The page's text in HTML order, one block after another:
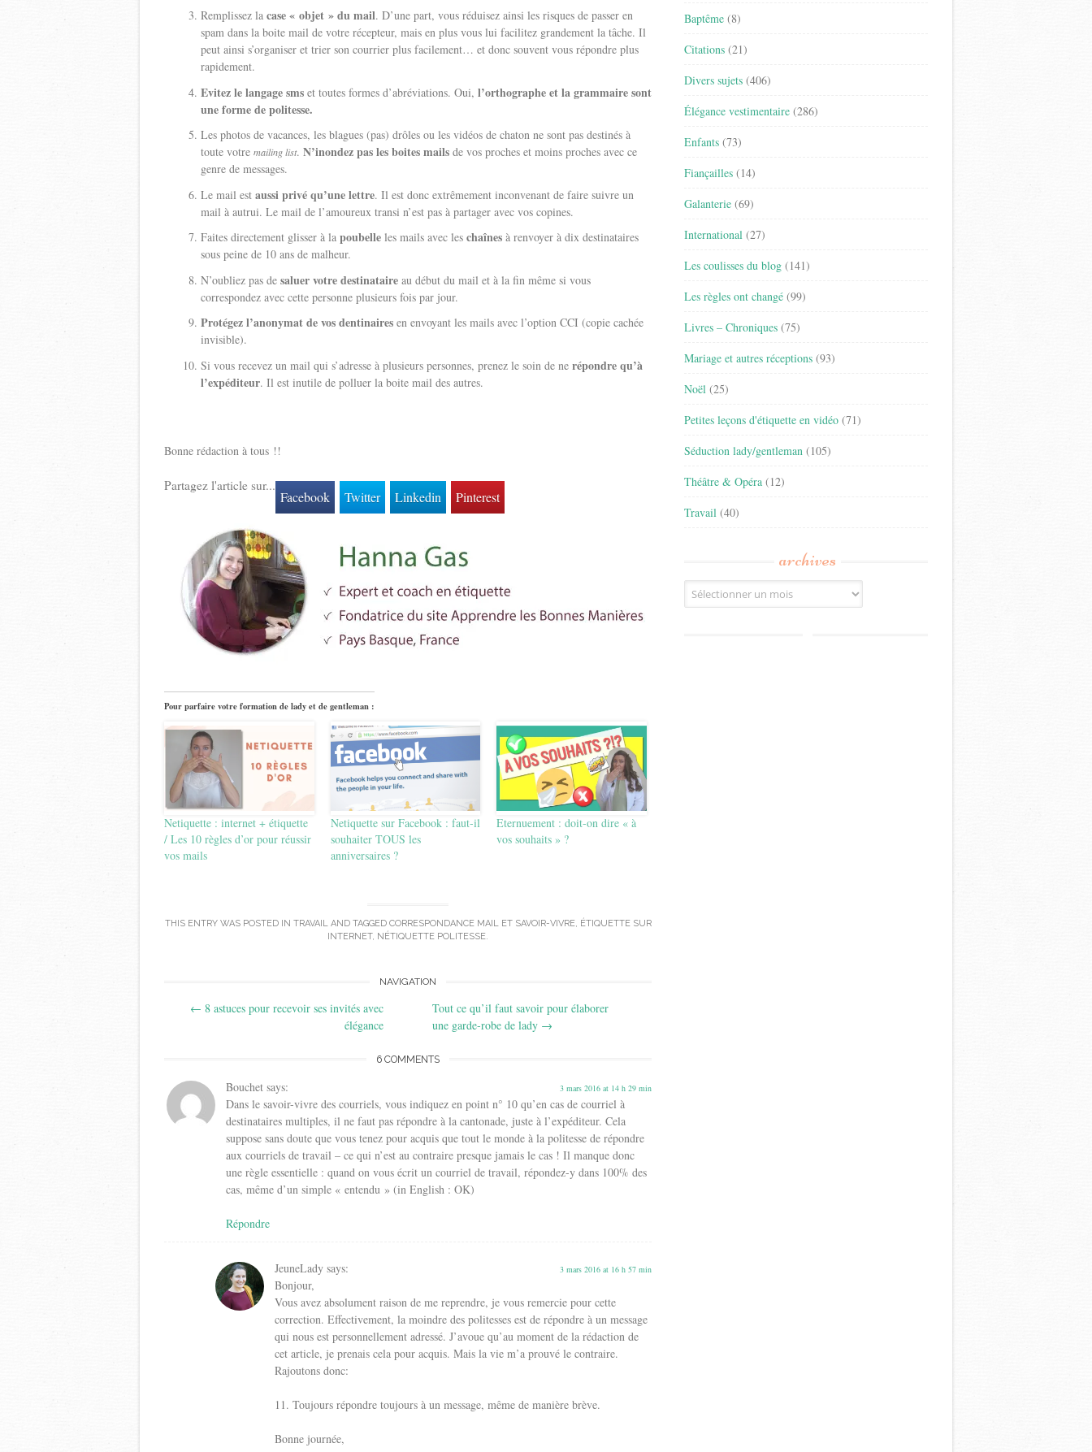
Remplissez la case « objet » du mail. D’une part, vous réduisez ainsi les risques de passer en
spam dans la boite mail de votre récepteur, mais en plus vous lui facilitez grandement la tâche. Il
peut ainsi s’organiser et trier son courrier plus facilement… et donc souvent vous répondre plus
rapidement.
Evitez le langage sms et toutes formes d’abréviations. Oui, l’orthographe et la grammaire sont
une forme de politesse.
Les photos de vacances, les blagues (pas) drôles ou les vidéos de chaton ne sont pas destinés à
toute votre mailing list. N’inondez pas les boites mails de vos proches et moins proches avec ce
genre de messages.
Le mail est aussi privé qu’une lettre. Il est donc extrêmement inconvenant de faire suivre un
mail à autrui. Le mail de l’amoureux transi n’est pas à partager avec vos copines.
Faites directement glisser à la poubelle les mails avec les chaînes à renvoyer à dix destinataires
sous peine de 10 ans de malheur.
N’oubliez pas de saluer votre destinataire au début du mail et à la fin même si vous
correspondez avec cette personne plusieurs fois par jour.
Protégez l’anonymat de vos dentinaires en envoyant les mails avec l’option CCI (copie cachée
invisible).
Si vous recevez un mail qui s’adresse à plusieurs personnes, prenez le soin de ne répondre qu’à
l’expéditeur. Il est inutile de polluer la boite mail des autres.
Bonne rédaction à tous !!
Partagez l'article sur...
Facebook Twitter Linkedin Pinterest
Pour parfaire votre formation de lady et de gentleman :
Netiquette : internet + étiquette
/ Les 10 règles d’or pour réussir
vos mails
Netiquette sur Facebook : faut-il
souhaiter TOUS les
anniversaires ?
Eternuement : doit-on dire « à
vos souhaits » ?
THIS ENTRY WAS POSTED IN TRAVAILAND TAGGED CORRESPONDANCE MAIL ET SAVOIR-VIVRE, ÉTIQUETTE SUR
INTERNET, NÉTIQUETTE POLITESSE.
navigation
NAVIGATION
← 8 astuces pour recevoir ses invités avec
élégance
Tout ce qu’il faut savoir pour élaborer
une garde-robe de lady →
6 COMMENTS
Bouchet says: 3 mars 2016 at 14 h 29 min
Dans le savoir-vivre des courriels, vous indiquez en point n° 10 qu’en cas de courriel à
destinataires multiples, il ne faut pas répondre à la cantonade, juste à l’expéditeur. Cela
suppose sans doute que vous tenez pour acquis que tout le monde à la politesse de répondre
aux courriels de travail – ce qui n’est au contraire presque jamais le cas ! Il manque donc
une règle essentielle : quand on vous écrit un courriel de travail, répondez-y dans 100% des
cas, même d’un simple « entendu » (in English : OK)
Répondre
JeuneLady says: 3 mars 2016 at 16 h 57 min
Bonjour,
Vous avez absolument raison de me reprendre, je vous remercie pour cette
correction. Effectivement, la moindre des politesses est de répondre à un message
qui nous est personnellement adressé. J’avoue qu’au moment de la rédaction de
cet article, je prenais cela pour acquis. Mais la vie m’a prouvé le contraire.
Rajoutons donc:
11. Toujours répondre toujours à un message, même de manière brève.
Bonne journée,
Baptême (8)
Citations (21)
Divers sujets (406)
Élégance vestimentaire (286)
Enfants (73)
Fiançailles (14)
Galanterie (69)
International (27)
Les coulisses du blog (141)
Les règles ont changé (99)
Livres – Chroniques (75)
Mariage et autres réceptions (93)
Noël (25)
Petites leçons d'étiquette en vidéo (71)
Séduction lady/gentleman (105)
Théâtre & Opéra (12)
Travail (40)
archives
Archives